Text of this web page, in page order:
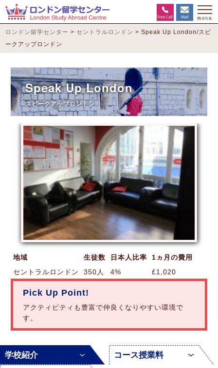
ロンドン留学センター > セントラルロンドン >Speak Up London/スピ
ークアップロンドン
Speak Up London
スピークアップロンドン
地域 生徒数 日本人比率
1ヵ月の費用
セントラルロンドン
350人 4% £1,020
Pick Up Point!
アクティビティも豊富で仲良くなりやすい環境で
す。
学校紹介
コース授業料